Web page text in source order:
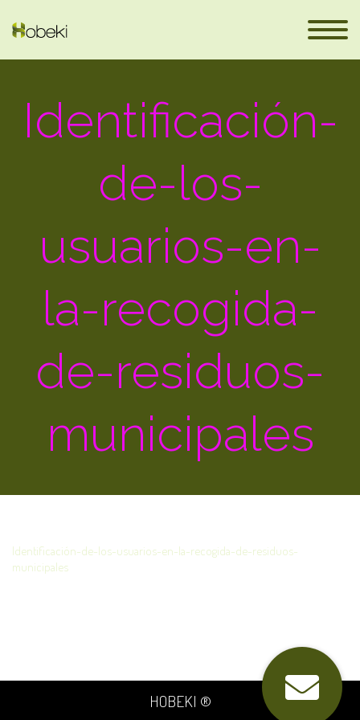
en
Identificación-
de-los-
usuarios-en-
la-recogida-
de-residuos-
municipales
Identificación-de-los-usuarios-en-la-recogida-de-residuos-
municipales
HOBEKI ®